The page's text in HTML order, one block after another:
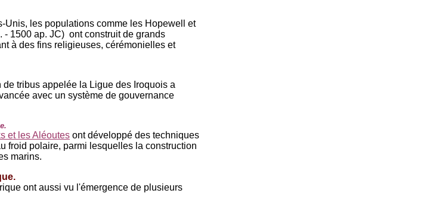
Unis, les populations comme les Hopewell et
- 1500 ap. JC) ont construit de grands
à des fins religieuses, cérémonielles et
tribus appelée la Ligue des Iroquois a
avec un système de gouvernance
et les Aléoutes ont développé des techniques
froid polaire, parmi lesquelles la construction
marins.
ont aussi vu l'émergence de plusieurs